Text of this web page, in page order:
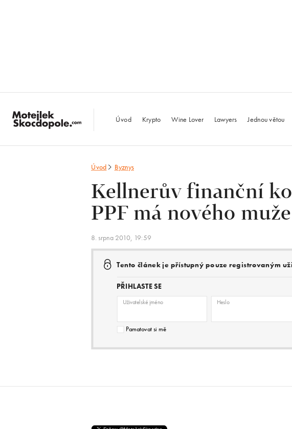
Úvod Krypto Wine Lover Lawyers Jednou větou
Úvod Byznys
Kellnerův finanční
PPF má nového
8. srpna 2010, 19:59
Tento článek je přístupný pouze registrovaným
PŘIHLASTE SE
Uživatelské jméno Heslo
Pamatovat si mě